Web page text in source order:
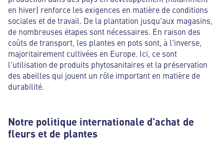
en hiver) renforce les exigences en matière de conditions
sociales et de travail. De la plantation jusqu'aux magasins,
de nombreuses étapes sont nécessaires. En raison des
coûts de transport, les plantes en pots sont, à l'inverse,
majoritairement cultivées en Europe. Ici, ce sont
l'utilisation de produits phytosanitaires et la préservation
des abeilles qui jouent un rôle important en matière de
durabilité.
Notre politique internationale d'achat de
fleurs et de plantes